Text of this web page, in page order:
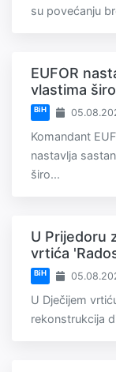
su povećanju
EUFOR
vlastima
BiH
Komandant
nastavlja
širo...
U Prijedoru
vrtića
BiH
U Dječijem
rekonstrukcija